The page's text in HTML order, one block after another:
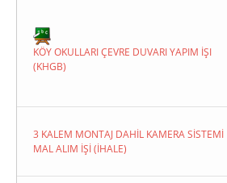
KÖY OKULLARI ÇEVRE DUVARI YAPIM İŞI
(KHGB)
3 KALEM MONTAJ DAHİL KAMERA SİSTEMİ
MAL ALIM İŞİ (İHALE)